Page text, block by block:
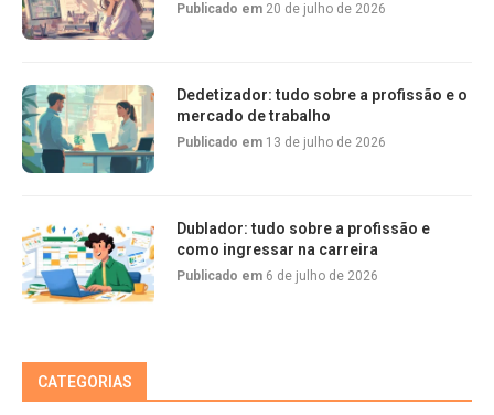
Publicado em 20 de julho de 2026
Dedetizador: tudo sobre a profissão e o
mercado de trabalho
Publicado em 13 de julho de 2026
Dublador: tudo sobre a profissão e
como ingressar na carreira
Publicado em 6 de julho de 2026
CATEGORIAS